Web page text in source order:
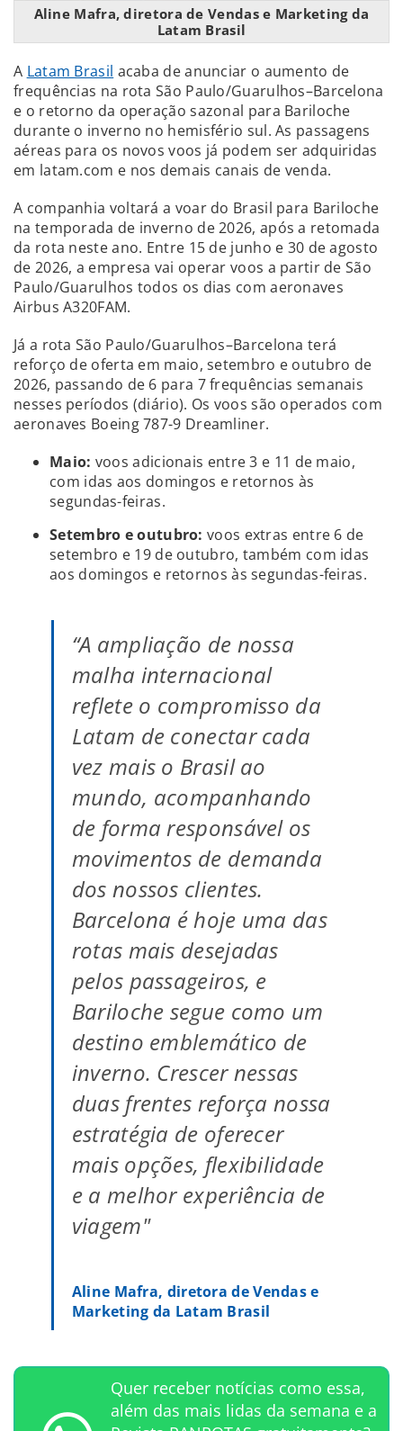
Aline Mafra, diretora de Vendas e Marketing da
Latam Brasil
A Latam Brasil acaba de anunciar o aumento de
frequências na rota São Paulo/Guarulhos–Barcelona
e o retorno da operação sazonal para Bariloche
durante o inverno no hemisfério sul. As passagens
aéreas para os novos voos já podem ser adquiridas
em latam.com e nos demais canais de venda.
A companhia voltará a voar do Brasil para Bariloche
na temporada de inverno de 2026, após a retomada
da rota neste ano. Entre 15 de junho e 30 de agosto
de 2026, a empresa vai operar voos a partir de São
Paulo/Guarulhos todos os dias com aeronaves
Airbus A320FAM.
Já a rota São Paulo/Guarulhos–Barcelona terá
reforço de oferta em maio, setembro e outubro de
2026, passando de 6 para 7 frequências semanais
nesses períodos (diário). Os voos são operados com
aeronaves Boeing 787-9 Dreamliner.
Maio: voos adicionais entre 3 e 11 de maio,
com idas aos domingos e retornos às
segundas-feiras.
Setembro e outubro: voos extras entre 6 de
setembro e 19 de outubro, também com idas
aos domingos e retornos às segundas-feiras.
“A ampliação de nossa
malha internacional
reflete o compromisso da
Latam de conectar cada
vez mais o Brasil ao
mundo, acompanhando
de forma responsável os
movimentos de demanda
dos nossos clientes.
Barcelona é hoje uma das
rotas mais desejadas
pelos passageiros, e
Bariloche segue como um
destino emblemático de
inverno. Crescer nessas
duas frentes reforça nossa
estratégia de oferecer
mais opções, flexibilidade
e a melhor experiência de
viagem"
Aline Mafra, diretora de Vendas e
Marketing da Latam Brasil
Quer receber notícias como essa,
além das mais lidas da semana e a